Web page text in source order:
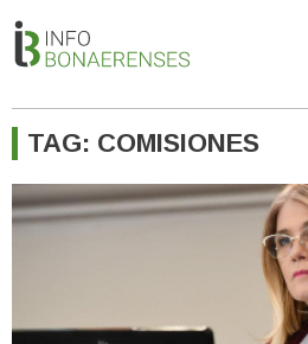
TAG: COMISIONES